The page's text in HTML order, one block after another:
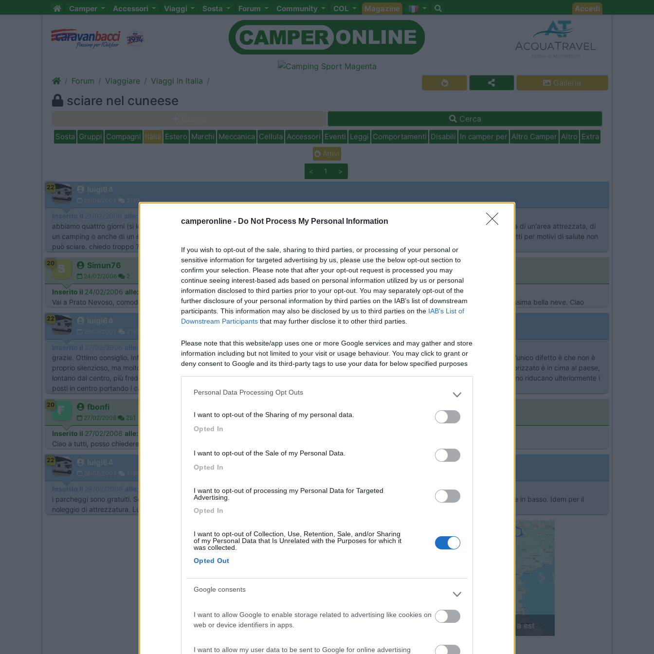
camperonline - Do Not Process My Personal Information
If you wish to opt-out of the sale, sharing to third parties, or processing of your personal or
sensitive information for targeted advertising by us, please use the below opt-out section to
confirm your selection. Please note that after your opt-out request is processed you may
continue seeing interest-based ads based on personal information utilized by us or personal
information disclosed to third parties prior to your opt-out. You may separately opt-out of the
further disclosure of your personal information by third parties on the IAB’s list of downstream
participants. This information may also be disclosed by us to third parties on the IAB’s List of
Downstream Participants that may further disclose it to other third parties.
Please note that this website/app uses one or more Google services and may gather and store
information including but not limited to your visit or usage behaviour. You may click to grant or
deny consent to Google and its third-party tags to use your data for below specified purposes
Personal Data Processing Opt Outs
I want to opt-out of the Sharing of my personal data.
Opted In
I want to opt-out of the Sale of my Personal Data.
Opted In
I want to opt-out of processing my Personal Data for Targeted
Advertising.
Opted In
I want to opt-out of Collection, Use, Retention, Sale, and/or Sharing
of my Personal Data that Is Unrelated with the Purposes for which it
was collected.
Opted Out
Google consents
I want to allow Google to enable storage related to advertising like cookies on
web or device identifiers in apps.
I want to allow my user data to be sent to Google for online advertising
Camper Accessori Viaggi Sosta Forum Community COL Magazine Accedi
Forum Viaggiare Viaggi in Italia Galleria
sciare nel cuneese
Cerca
Sosta Gruppi Compagni Italia Estero Marchi Meccanica Cellula Accessori Eventi Leggi Comportamenti Disabili In camper per Altro Camper Altro Extra
Attivi
< 1 >
22 luigi64
26/08/2003 2189
Inserito il 21/02/2006 alle:
abbiamo quattro giorni (si lo so sono pochi [:(], ma chi si accontenta .......) per sciare. Pensavamo a qualche località del cuneese. Siamo alla ricerca di un'area attrezzata, di
un camping o anche di un semplice parcheggio (purchè tranquillo) che però sia vicino alle piste e anche al paese. Un membro dell'equipaggio infatti per motivi di salute non
può sciare. chiedo troppo ? [:I] Luigi64
20 Simun76
24/02/2006 2
Inserito il 24/02/2006 alle:
Vai a Prato Nevoso, comodo parcheggio per i camper ai piedi delle piste ed in centro paese con diverse attrazzioni anche per i non sciatori. Tantissima bella neve. Ciao
22 luigi64
26/08/2003 2189
Inserito il 27/02/2006 alle:
grazie. Ottimo consiglio. Infatti siamo stati proprio a Prato Nevoso. Purtroppo è nevicato tantissimo. Comunque è proprio quello che cercavamo. L'unico difetto è che non è
proprio silenzioso, ma molto comodo per le piste e per il paese. A favore di tutti aggiungo che i posti sono pochi, circa 10, e l'altro parcheggio autorizzato è in cima al paese,
lontano dal centro, più freddo, ma comunque ancora più comodo per chi scia. Si parte con gli sci dal camper. Purtroppo pare che dal prossimo anno riducano ulteriormente i
posti in centro portando i camper in un parcheggio lontano dal centro. Ciao Luigi
20 fbonfi
27/02/2006 251
Inserito il 27/02/2006 alle:
Ciao a tutti, posso chiedere se i parcheggi che avete indicato sono a pagamento? Grazie Fabio
22 luigi64
26/08/2003 2189
Inserito il 28/02/2006 alle:
i parcheggi sono gratuiti. Se non ti interessa andare in paese quello in alto è molto più silenzioso e comodo alle piste. La biglietteria è sia in alto che in basso. Idem per il
noleggio di attrezzatura. Luigi
Tour dell'Arco Alpino: da ovest a est
< 1 >